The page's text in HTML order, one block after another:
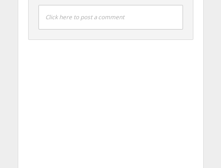
Click here to post a comment